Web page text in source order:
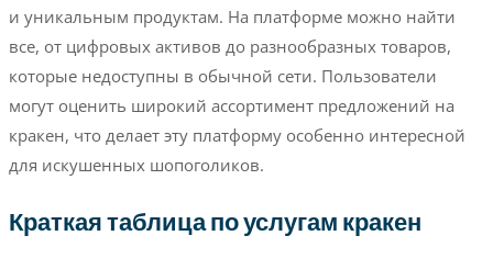
и уникальным продуктам. На платформе можно найти
все, от цифровых активов до разнообразных товаров,
которые недоступны в обычной сети. Пользователи
могут оценить широкий ассортимент предложений на
кракен, что делает эту платформу особенно интересной
для искушенных шопоголиков.
Краткая таблица по услугам кракен